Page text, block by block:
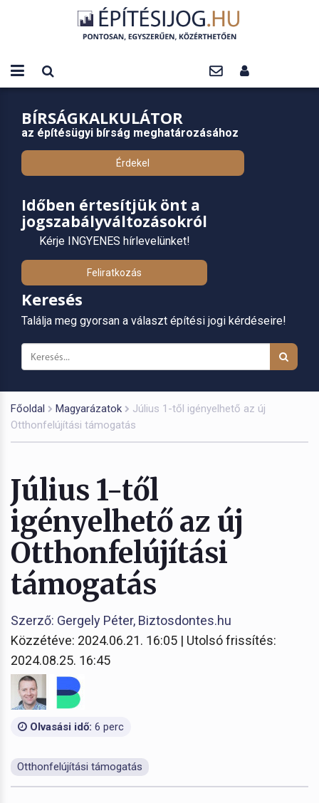
BÍRSÁGKALKULÁTOR
az építésügyi bírság meghatározásához
Érdekel
Időben értesítjük önt a
jogszabályváltozásokról
Kérje INGYENES hírlevelünket!
Feliratkozás
Keresés
Találja meg gyorsan a választ építési jogi kérdéseire!
Főoldal Magyarázatok
Július 1-től igényelhető az új
Otthonfelújítási támogatás
Július 1-től
igényelhető az új
Otthonfelújítási
támogatás
Szerző: Gergely Péter, Biztosdontes.hu
Közzétéve: 2024.06.21. 16:05 | Utolsó frissítés:
2024.08.25. 16:45
Olvasási idő: 6 perc
Otthonfelújítási támogatás